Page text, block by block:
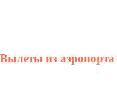
Вылеты из